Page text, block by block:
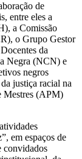
de
entre eles a
a Comissão
o Grupo Gestor
da
Negra (NCN) e
negros
justiça racial na
Mestres (APM)
em espaços de
convidados